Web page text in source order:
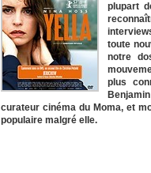
plupart
toute
notre
plus
curateur cinéma du Moma, et
populaire malgré elle.